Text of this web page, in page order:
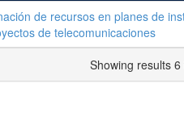
de recursos en planes de
de telecomunicaciones
Showing results